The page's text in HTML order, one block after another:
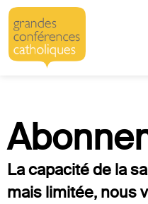
La capacité de la
mais limitée, nous